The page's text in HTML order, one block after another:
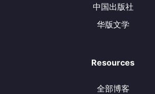
中国出版社
华版文学
Resources
全部博客